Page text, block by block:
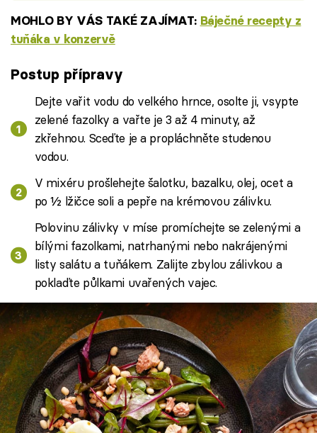
MOHLO BY VÁS TAKÉ ZAJÍMAT: Báječné recepty z
tuňáka v konzervě
Postup přípravy
Dejte vařit vodu do velkého hrnce, osolte ji, vsypte
zelené fazolky a vařte je 3 až 4 minuty, až
zkřehnou. Sceďte je a propláchněte studenou
vodou.
V mixéru prošlehejte šalotku, bazalku, olej, ocet a
po ½ lžičce soli a pepře na krémovou zálivku.
Polovinu zálivky v míse promíchejte se zelenými a
bílými fazolkami, natrhanými nebo nakrájenými
listy salátu a tuňákem. Zalijte zbylou zálivkou a
poklaďte půlkami uvařených vajec.